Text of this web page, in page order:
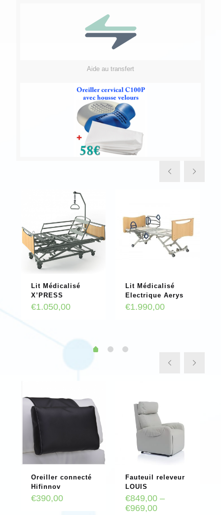
Aide au transfert
Lit Médicalisé
X’PRESS
€1.050,00
Lit Médicalisé
Electrique Aerys
€1.990,00
Oreiller connecté
Hifinnov
€390,00
Fauteuil releveur
LOUIS
€849,00 –
€969,00